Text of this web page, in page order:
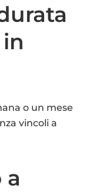
o un mese
vincoli a
a